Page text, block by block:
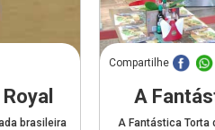
brasileira
Compartilhe
A
A Fantástica Torta